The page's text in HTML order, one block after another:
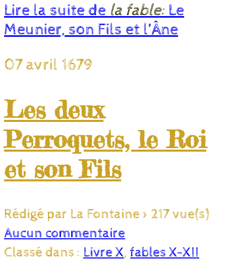
Lire la suite de la fable: Le
Meunier, son Fils et l’Âne
07 avril 1679
Les deux
Perroquets, le Roi
et son Fils
Rédigé par La Fontaine > 217 vue(s)
Aucun commentaire
Classé dans : Livre X, fables X-XII